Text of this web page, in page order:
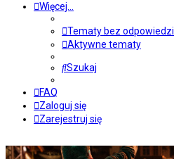
Więcej…
Tematy bez odpowiedzi
Aktywne tematy
Szukaj
FAQ
Zaloguj się
Zarejestruj się